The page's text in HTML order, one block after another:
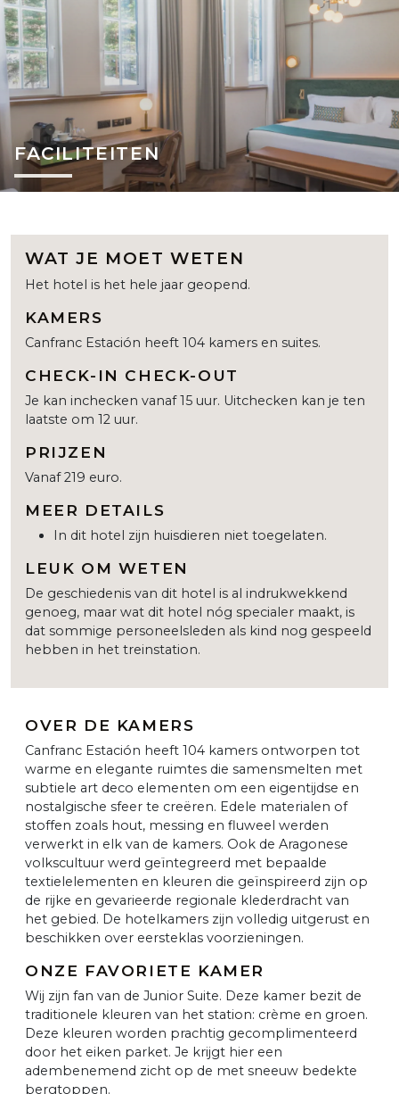
FACILITEITEN
WAT JE MOET WETEN
Het hotel is het hele jaar geopend.
KAMERS
Canfranc Estación heeft 104 kamers en suites.
CHECK-IN CHECK-OUT
Je kan inchecken vanaf 15 uur. Uitchecken kan je ten
laatste om 12 uur.
PRIJZEN
Vanaf 219 euro.
MEER DETAILS
In dit hotel zijn huisdieren niet toegelaten.
LEUK OM WETEN
De geschiedenis van dit hotel is al indrukwekkend
genoeg, maar wat dit hotel nóg specialer maakt, is
dat sommige personeelsleden als kind nog gespeeld
hebben in het treinstation.
OVER DE KAMERS
Canfranc Estación heeft 104 kamers ontworpen tot
warme en elegante ruimtes die samensmelten met
subtiele art deco elementen om een eigentijdse en
nostalgische sfeer te creëren. Edele materialen of
stoffen zoals hout, messing en fluweel werden
verwerkt in elk van de kamers. Ook de Aragonese
volkscultuur werd geïntegreerd met bepaalde
textielelementen en kleuren die geïnspireerd zijn op
de rijke en gevarieerde regionale klederdracht van
het gebied. De hotelkamers zijn volledig uitgerust en
beschikken over eersteklas voorzieningen.
ONZE FAVORIETE KAMER
Wij zijn fan van de Junior Suite. Deze kamer bezit de
traditionele kleuren van het station: crème en groen.
Deze kleuren worden prachtig gecomplimenteerd
door het eiken parket. Je krijgt hier een
adembenemend zicht op de met sneeuw bedekte
bergtoppen.